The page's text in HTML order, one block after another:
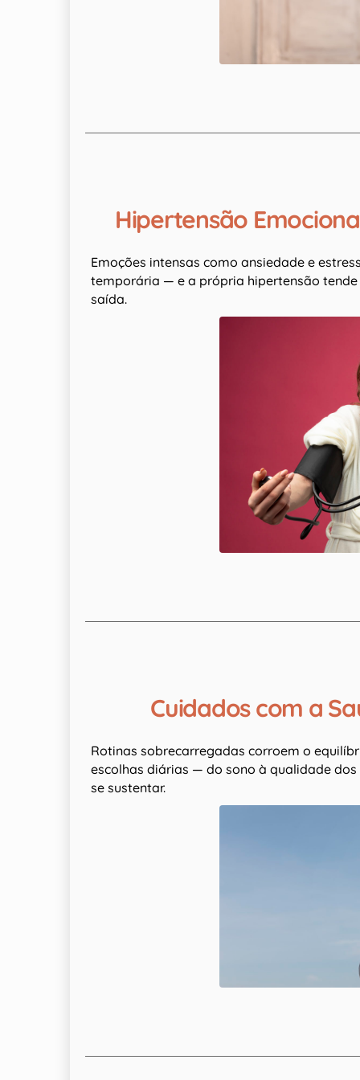
Hipertensão
Emoções intensas como ansiedade e
temporária — e a própria hipertensão
saída.
Cuidados com a
Rotinas sobrecarregadas corroem o
escolhas diárias — do sono à qualidade
se sustentar.